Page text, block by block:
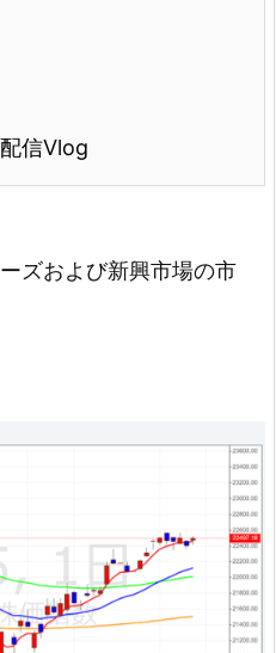
信Vlog
ズおよび新興市場の市